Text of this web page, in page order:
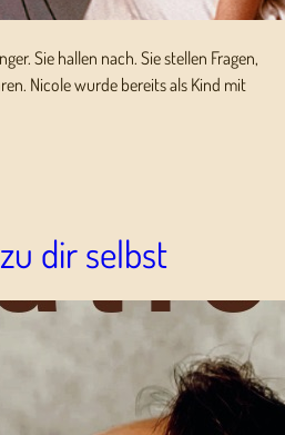
Sie hallen nach. Sie stellen Fragen,
Nicole wurde bereits als Kind mit
dir selbst